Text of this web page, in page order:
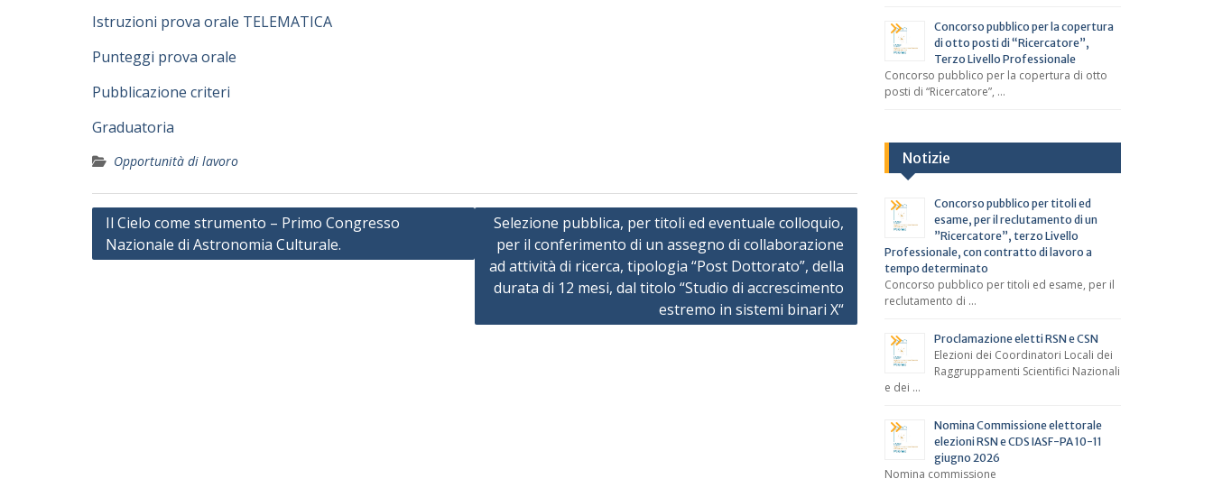
Istruzioni prova orale TELEMATICA
Punteggi prova orale
Pubblicazione criteri
Graduatoria
Opportunità di lavoro
Navigazione
articoli
Il Cielo come strumento – Primo Congresso
Nazionale di Astronomia Culturale.
Selezione pubblica, per titoli ed eventuale colloquio,
per il conferimento di un assegno di collaborazione
ad attività di ricerca, tipologia “Post Dottorato”, della
durata di 12 mesi, dal titolo “Studio di accrescimento
estremo in sistemi binari X“
Concorso pubblico per la copertura
di otto posti di “Ricercatore”,
Terzo Livello Professionale
Concorso pubblico per la copertura di otto
posti di “Ricercatore”, …
Notizie
Concorso pubblico per titoli ed
esame, per il reclutamento di un
”Ricercatore”, terzo Livello
Professionale, con contratto di lavoro a
tempo determinato
Concorso pubblico per titoli ed esame, per il
reclutamento di …
Proclamazione eletti RSN e CSN
Elezioni dei Coordinatori Locali dei
Raggruppamenti Scientifici Nazionali
e dei …
Nomina Commissione elettorale
elezioni RSN e CDS IASF-PA 10-11
giugno 2026
Nomina commissione